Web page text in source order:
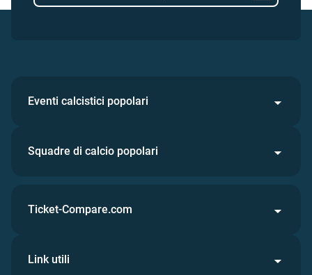
Eventi calcistici popolari
Squadre di calcio popolari
Ticket-Compare.com
Link utili